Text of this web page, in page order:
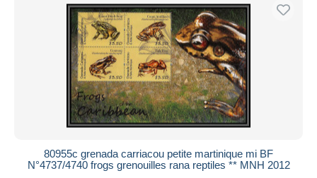
80955c grenada carriacou petite martinique mi BF
N°4737/4740 frogs grenouilles rana reptiles ** MNH 2012